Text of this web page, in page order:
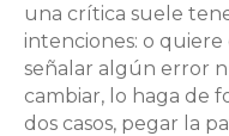
una crítica suele
intenciones: o
señalar algún error
cambiar, lo haga de
dos casos, pegar la